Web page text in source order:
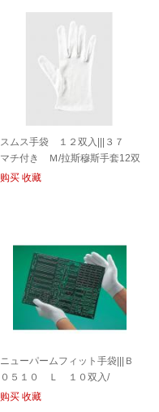
スムス手袋 １２双入|||３７
マチ付き Ｍ/拉斯穆斯手套12双
输入| | | 37マチ中号
购买 收藏
ニューパームフィット手袋|||Ｂ
０５１０ Ｌ １０双入/
购买 收藏